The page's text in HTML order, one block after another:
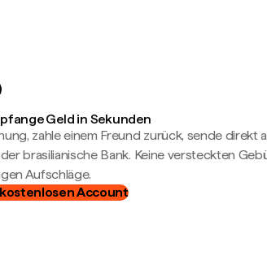
Geld in Sekunden
zahle einem Freund zurück, sende direkt
brasilianische Bank. Keine versteckten
Aufschläge.
Account